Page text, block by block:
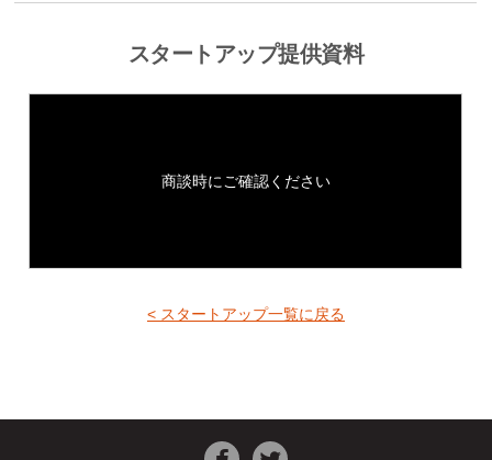
スタートアップ提供資料
商談時にご確認ください
< スタートアップ一覧に戻る